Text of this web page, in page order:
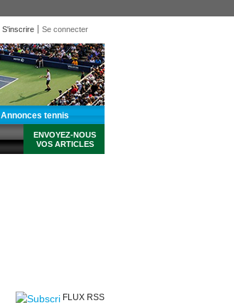
S'inscrire Se connecter
Annonces tennis
ENVOYEZ-NOUS
VOS ARTICLES
FLUX RSS